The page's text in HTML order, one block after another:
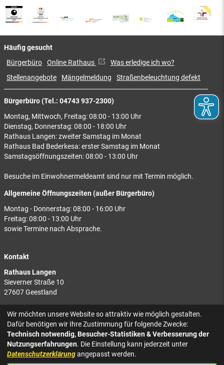
Bürgerbüro (Tel.: 04743 937-2300)
Montag, Mittwoch, Freitag: 08:00 - 13:00 Uhr
Dienstag, Donnerstag: 08:00 - 18:00 Uhr
Rathaus Langen: zweiter Samstag im Monat
Rathaus Bad Bederkesa: erster Samstag im Monat
Samstagsöffnungszeiten: 08:00 - 13:00 Uhr
Besuche im Einwohnermeldeamt sind nur mit Termin möglich.
Allgemeine Öffnungszeiten (außer Bürgerbüro)
Montag - Donnerstag: 08:00 - 16:00 Uhr
Freitag: 08:00 - 13:00 Uhr
sowie Termine nach Absprache.
Kontakt
Rathaus Langen
Sieverner Straße 10
27607 Geestland
Rathaus Bad Bederkesa
Am Markt 8
27624 Geestland
Tel.: 04743 937-2300
Häufig gesucht
Bürgerbüro Online Rathaus
Was erledige ich wo?
Stellenangebote
Mängelmeldung Straßenbeleuchtung defekt
Wir möchten unsere Website so attraktiv wie möglich gestalten.
Dafür benötigen wir Ihre Zustimmung für folgende Zwecke:
Technisch notwendig, Besucher-Statistiken & Verbesserung der
Nutzungserfahrungen. Die Einstellung kann jederzeit unter
Datenschutzerklärungangepasst werden.